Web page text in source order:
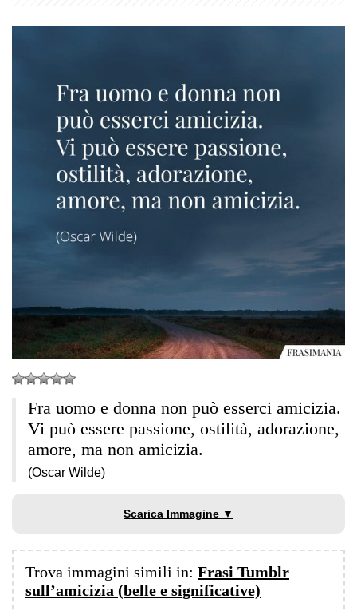
Fra uomo e donna non può esserci amicizia.
Vi può essere passione, ostilità, adorazione,
amore, ma non amicizia.
(Oscar Wilde)
Scarica Immagine ▼
Trova immagini simili in: Frasi Tumblr
sull’amicizia (belle e significative)